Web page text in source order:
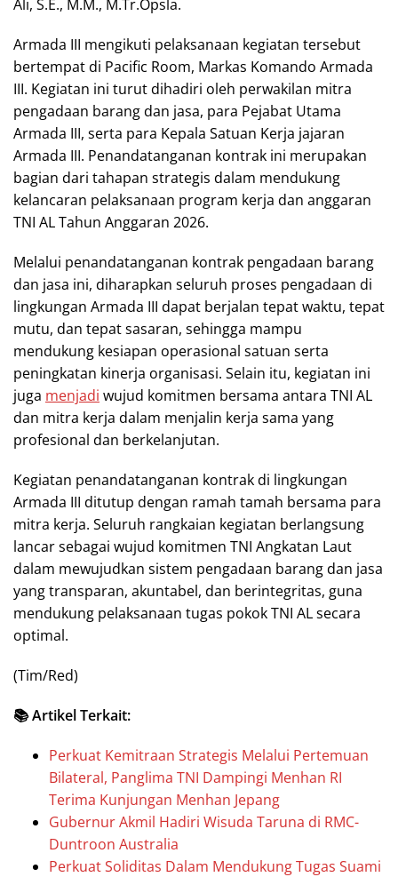
Ali, S.E., M.M., M.Tr.Opsla.
Armada III mengikuti pelaksanaan kegiatan tersebut
bertempat di Pacific Room, Markas Komando Armada
III. Kegiatan ini turut dihadiri oleh perwakilan mitra
pengadaan barang dan jasa, para Pejabat Utama
Armada III, serta para Kepala Satuan Kerja jajaran
Armada III. Penandatanganan kontrak ini merupakan
bagian dari tahapan strategis dalam mendukung
kelancaran pelaksanaan program kerja dan anggaran
TNI AL Tahun Anggaran 2026.
Melalui penandatanganan kontrak pengadaan barang
dan jasa ini, diharapkan seluruh proses pengadaan di
lingkungan Armada III dapat berjalan tepat waktu, tepat
mutu, dan tepat sasaran, sehingga mampu
mendukung kesiapan operasional satuan serta
peningkatan kinerja organisasi. Selain itu, kegiatan ini
juga menjadi wujud komitmen bersama antara TNI AL
dan mitra kerja dalam menjalin kerja sama yang
profesional dan berkelanjutan.
Kegiatan penandatanganan kontrak di lingkungan
Armada III ditutup dengan ramah tamah bersama para
mitra kerja. Seluruh rangkaian kegiatan berlangsung
lancar sebagai wujud komitmen TNI Angkatan Laut
dalam mewujudkan sistem pengadaan barang dan jasa
yang transparan, akuntabel, dan berintegritas, guna
mendukung pelaksanaan tugas pokok TNI AL secara
optimal.
(Tim/Red)
📚 Artikel Terkait:
Perkuat Kemitraan Strategis Melalui Pertemuan
Bilateral, Panglima TNI Dampingi Menhan RI
Terima Kunjungan Menhan Jepang
Gubernur Akmil Hadiri Wisuda Taruna di RMC-
Duntroon Australia
Perkuat Soliditas Dalam Mendukung Tugas Suami